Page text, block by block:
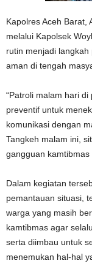
Kapolres Aceh Barat,
melalui Kapolsek
rutin menjadi
aman di tengah
“Patroli malam hari
preventif untuk
komunikasi dengan
Tangkeh malam ini,
gangguan kamtibmas
Dalam kegiatan
pemantauan situasi,
warga yang masih
kamtibmas agar
serta diimbau untuk
menemukan hal-hal